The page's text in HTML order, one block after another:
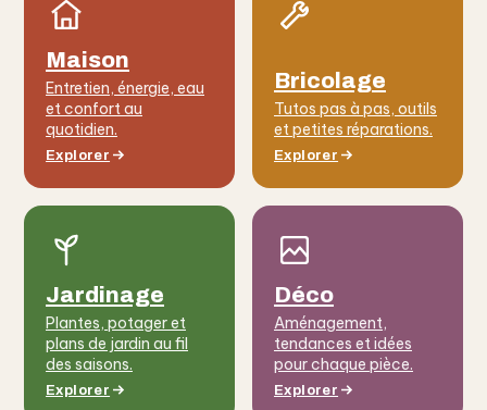
Maison
Entretien, énergie, eau
et confort au
quotidien.
Explorer
Bricolage
Tutos pas à pas, outils
et petites réparations.
Explorer
Jardinage
Plantes, potager et
plans de jardin au fil
des saisons.
Explorer
Déco
Aménagement,
tendances et idées
pour chaque pièce.
Explorer